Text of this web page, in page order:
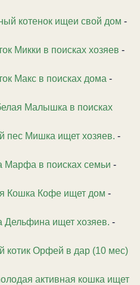
котенок ищеи свой дом -
Микки в поисках хозяев -
Макс в поисках дома -
Малышка в поисках
пес Мишка ищет хозяев. -
Марфа в поисках семьи -
Кошка Кофе ищет дом -
Дельфина ищет хозяев. -
котик Орфей в дар (10 мес)
активная кошка ищет